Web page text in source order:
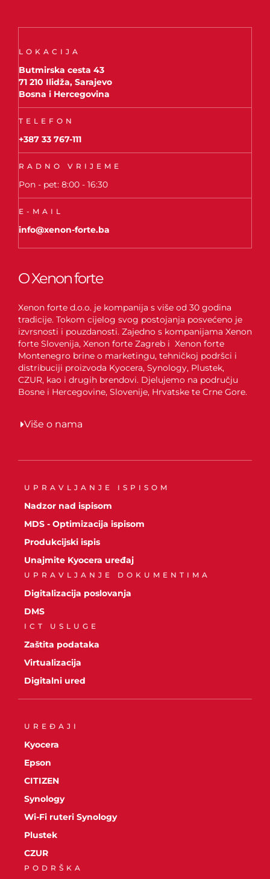
LOKACIJA
Butmirska cesta 43
71 210 Ilidža, Sarajevo
Bosna i Hercegovina
TELEFON
+387 33 767-111
RADNO VRIJEME
Pon - pet: 8:00 - 16:30
E-MAIL
info@xenon-forte.ba
O Xenon forte
Xenon forte d.o.o. je kompanija s više od 30 godina
tradicije. Tokom cijelog svog postojanja posvećeno je
izvrsnosti i pouzdanosti. Zajedno s kompanijama Xenon
forte Slovenija, Xenon forte Zagreb i Xenon forte
Montenegro brine o marketingu, tehničkoj podršci i
distribuciji proizvoda Kyocera, Synology, Plustek,
CZUR, kao i drugih brendovi. Djelujemo na području
Bosne i Hercegovine, Slovenije, Hrvatske te Crne Gore.
Više o nama
UPRAVLJANJE ISPISOM
Nadzor nad ispisom
MDS - Optimizacija ispisom
Produkcijski ispis
Unajmite Kyocera uređaj
UPRAVLJANJE DOKUMENTIMA
Digitalizacija poslovanja
DMS
ICT USLUGE
Zaštita podataka
Virtualizacija
Digitalni ured
UREĐAJI
Kyocera
Epson
CITIZEN
Synology
Wi-Fi ruteri Synology
Plustek
CZUR
PODRŠKA